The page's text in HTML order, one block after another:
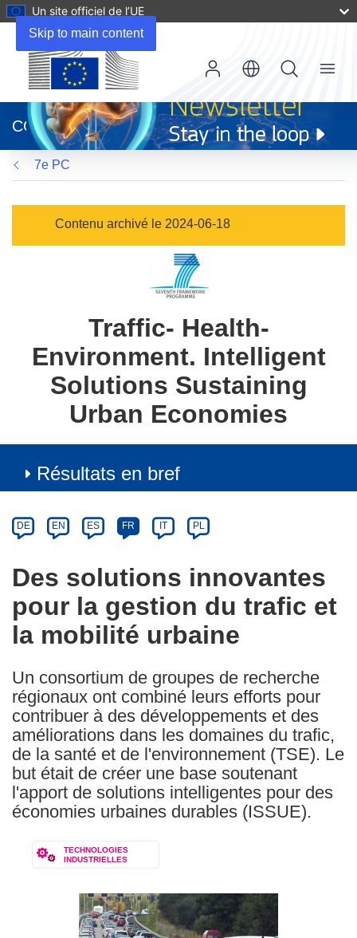
Skip to main content
Un site officiel de l’UE
dans
une
nouvelle
fenêtre)
CORDIS
Menu
7e PC
Contenu archivé le 2024-06-18
Traffic- Health-
Environment. Intelligent
Solutions Sustaining
Urban Economies
Résultats en bref
Category
Article
available
the
following
languages:
DE EN ES FR IT PL
Des solutions innovantes
pour la gestion du trafic et
la mobilité urbaine
Un consortium de groupes de recherche
régionaux ont combiné leurs efforts pour
contribuer à des développements et des
améliorations dans les domaines du trafic,
de la santé et de l'environnement (TSE). Le
but était de créer une base soutenant
l'apport de solutions intelligentes pour des
économies urbaines durables (ISSUE).
TECHNOLOGIES
INDUSTRIELLES